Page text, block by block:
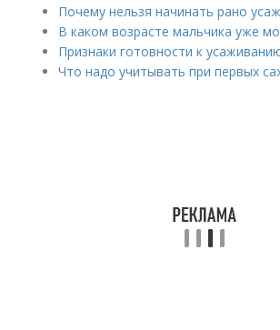
Почему нельзя начинать рано
В каком возрасте мальчика уже
Признаки готовности к
Что надо учитывать при первых